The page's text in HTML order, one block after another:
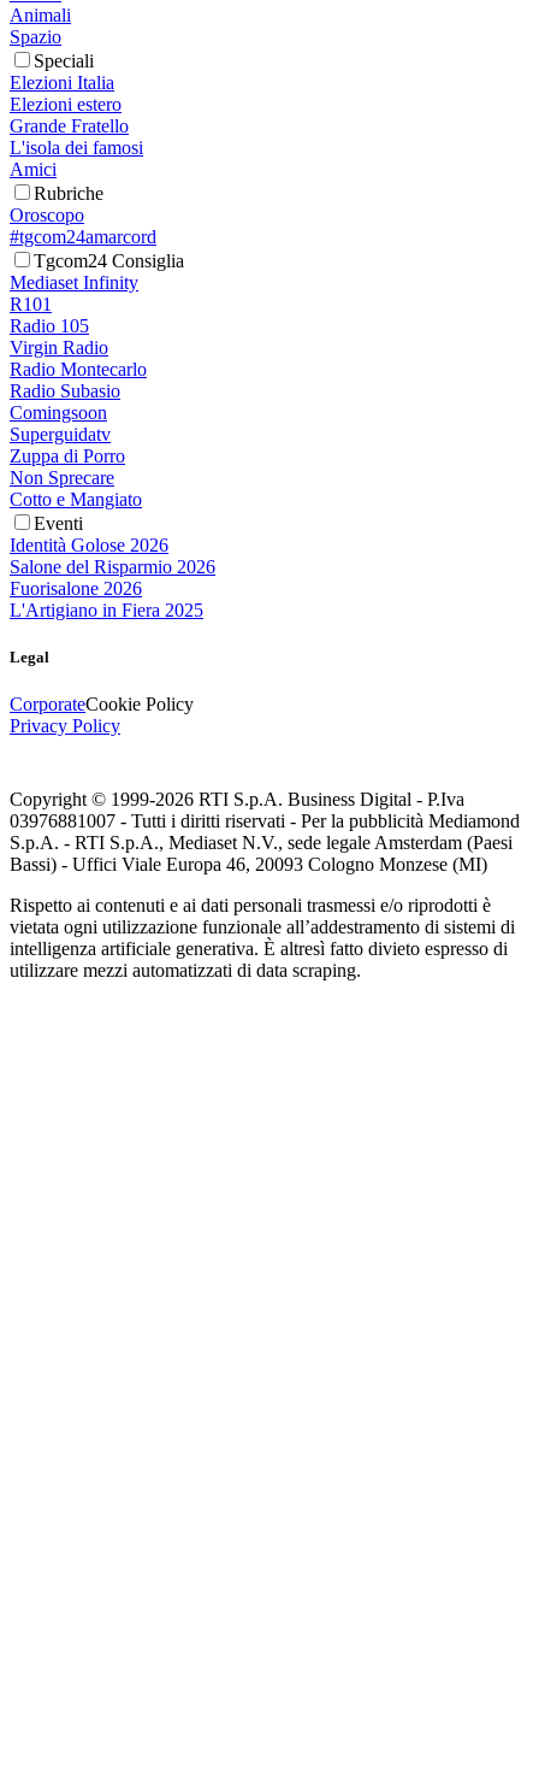
Animali
Spazio
Speciali
Elezioni Italia
Elezioni estero
Grande Fratello
L'isola dei famosi
Amici
Rubriche
Oroscopo
#tgcom24amarcord
Tgcom24 Consiglia
Mediaset Infinity
R101
Radio 105
Virgin Radio
Radio Montecarlo
Radio Subasio
Comingsoon
Superguidatv
Zuppa di Porro
Non Sprecare
Cotto e Mangiato
Eventi
Identità Golose 2026
Salone del Risparmio 2026
Fuorisalone 2026
L'Artigiano in Fiera 2025
Legal
CorporateCookie Policy
Privacy Policy
Copyright © 1999-2026 RTI S.p.A. Business Digital - P.Iva
03976881007 - Tutti i diritti riservati - Per la pubblicità Mediamond
S.p.A. - RTI S.p.A., Mediaset N.V., sede legale Amsterdam (Paesi
Bassi) - Uffici Viale Europa 46, 20093 Cologno Monzese (MI)
Rispetto ai contenuti e ai dati personali trasmessi e/o riprodotti è
vietata ogni utilizzazione funzionale all’addestramento di sistemi di
intelligenza artificiale generativa. È altresì fatto divieto espresso di
utilizzare mezzi automatizzati di data scraping.